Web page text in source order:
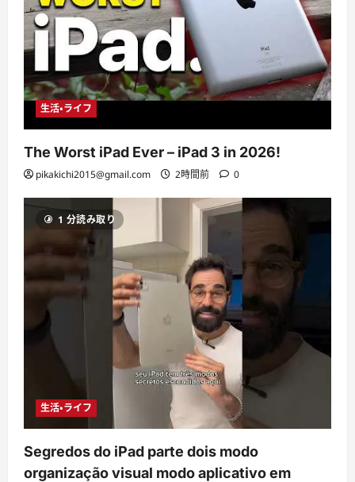
生活・ライフ
The Worst iPad Ever – iPad 3 in 2026!
pikakichi2015@gmail.com 2時間前 0
1 分読み取り
生活・ライフ
Segredos do iPad parte dois modo
organização visual modo aplicativo em